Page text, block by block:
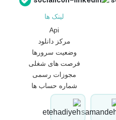
لینک ها
Api
مرکز دانلود
وضعیت سرورها
فرصت های شغلی
مجوزات رسمی
شماره حساب ها